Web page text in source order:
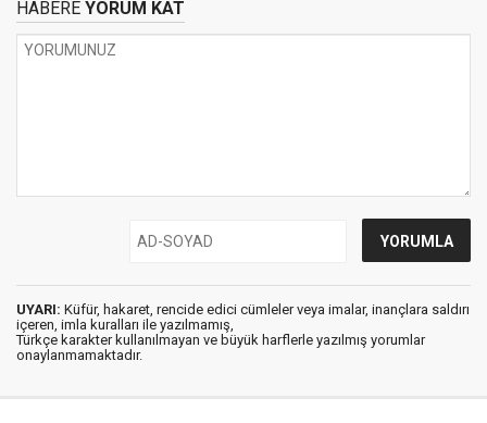
HABERE YORUM KAT
UYARI: Küfür, hakaret, rencide edici cümleler veya imalar, inançlara saldırı
içeren, imla kuralları ile yazılmamış,
Türkçe karakter kullanılmayan ve büyük harflerle yazılmış yorumlar
onaylanmamaktadır.